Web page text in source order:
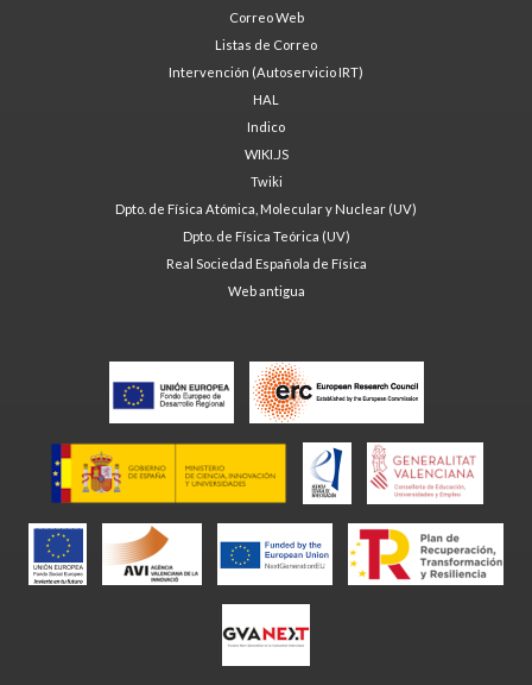
Correo Web
Listas de Correo
Intervención (Autoservicio IRT)
HAL
Indico
WIKI.JS
Twiki
Dpto. de Física Atómica, Molecular y Nuclear (UV)
Dpto. de Física Teórica (UV)
Real Sociedad Española de Física
Web antigua